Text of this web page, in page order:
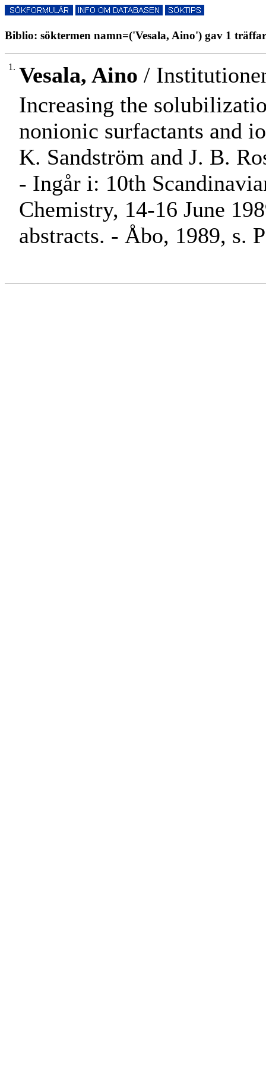
Biblio: söktermen namn=('Vesala, Aino') gav 1 träffar
1. Vesala, Aino /
Increasing the
nonionic surfactants and
K. Sandström and J. B.
- Ingår i: 10th
Chemistry, 14-16 June
abstracts. - Åbo, 1989, s.